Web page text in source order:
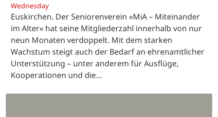
Wednesday
Euskirchen. Der Seniorenverein »MiA – Miteinander
im Alter« hat seine Mitgliederzahl innerhalb von nur
neun Monaten verdoppelt. Mit dem starken
Wachstum steigt auch der Bedarf an ehrenamtlicher
Unterstützung – unter anderem für Ausflüge,
Kooperationen und die…